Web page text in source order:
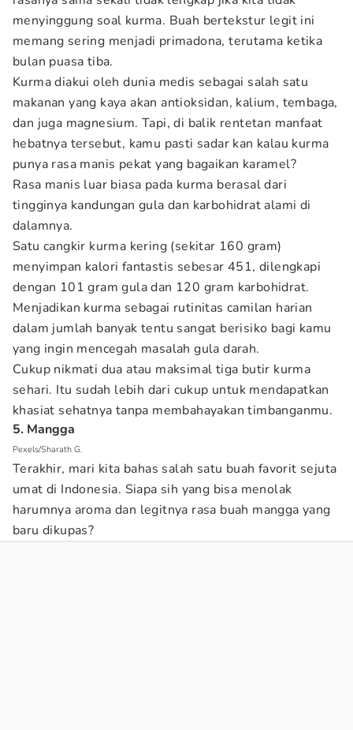
menyinggung soal kurma. Buah bertekstur legit ini
memang sering menjadi primadona, terutama ketika
bulan puasa tiba.
Kurma diakui oleh dunia medis sebagai salah satu
makanan yang kaya akan antioksidan, kalium, tembaga,
dan juga magnesium. Tapi, di balik rentetan manfaat
hebatnya tersebut, kamu pasti sadar kan kalau kurma
punya rasa manis pekat yang bagaikan karamel?
Rasa manis luar biasa pada kurma berasal dari
tingginya kandungan gula dan karbohidrat alami di
dalamnya.
Satu cangkir kurma kering (sekitar 160 gram)
menyimpan kalori fantastis sebesar 451, dilengkapi
dengan 101 gram gula dan 120 gram karbohidrat.
Menjadikan kurma sebagai rutinitas camilan harian
dalam jumlah banyak tentu sangat berisiko bagi kamu
yang ingin mencegah masalah gula darah.
Cukup nikmati dua atau maksimal tiga butir kurma
sehari. Itu sudah lebih dari cukup untuk mendapatkan
khasiat sehatnya tanpa membahayakan timbanganmu.
5. Mangga
Pexels/Sharath G.
Terakhir, mari kita bahas salah satu buah favorit sejuta
umat di Indonesia. Siapa sih yang bisa menolak
harumnya aroma dan legitnya rasa buah mangga yang
baru dikupas?